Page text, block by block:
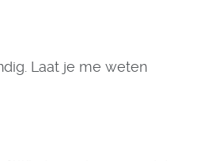
Laat je me weten